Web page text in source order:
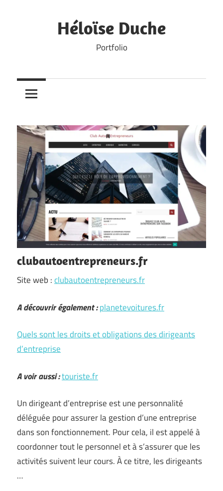
Héloïse Duche
Portfolio
clubautoentrepreneurs.fr
Site web :clubautoentrepreneurs.fr
A découvrir également :planetevoitures.fr
Quels sont les droits et obligations des dirigeants
d’entreprise
A voir aussi :touriste.fr
Un dirigeant d’entreprise est une personnalité
déléguée pour assurer la gestion d’une entreprise
dans son fonctionnement. Pour cela, il est appelé à
coordonner tout le personnel et à s’assurer que les
activités suivent leur cours. À ce titre, les dirigeants
…